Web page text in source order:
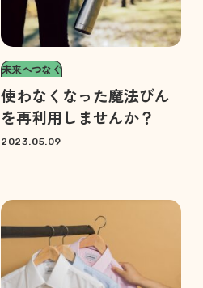
未来へつなぐ
使わなくなった魔法びん
を再利用しませんか？
2023.05.09